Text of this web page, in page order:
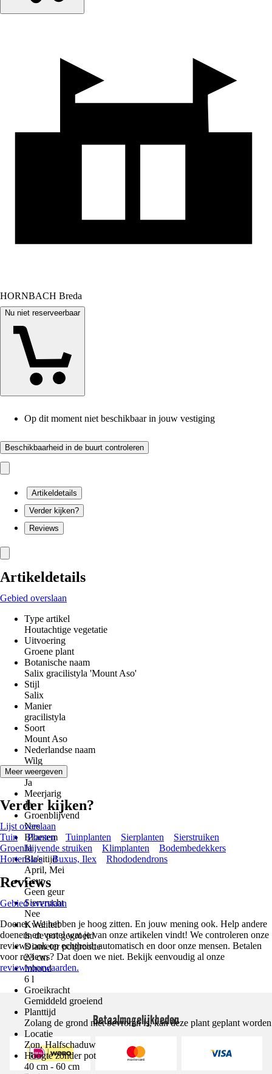
HORNBACH Breda
Nu niet reserveerbaar
Op dit moment niet beschikbaar in jouw vestiging
Beschikbaarheid in de buurt controleren
Artikeldetails
Verder kijken?
Reviews
Artikeldetails
Gebied overslaan
Type artikel
Houtachtige vegetatie
Uitvoering
Groene plant
Botanische naam
Salix gracilistyla 'Mount Aso'
Stijl
Salix
Manier
gracilistyla
Soort
Mount Aso
Nederlandse naam
Wilg
Winterhard
Ja
Meerjarig
Ja
Groenblijvend
Nee
Bloesem
Ja
Bloeitijd
April, Mei
Geur
Geen geur
Siervrucht
Nee
Kwaliteit
In de pot gegroeid
Diameter potgrootte
23 cm
Inhoud
6 l
Groeikracht
Gemiddeld groeiend
Planttijd
Zolang de grond niet bevroren is, kan deze plant geplant worden
Locatie
Zon, Halfschaduw
Hoogte zonder pot
40 cm - 60 cm
Meer weergeven
Verder kijken?
Lijst overslaan
Tuin
Planten Tuinplanten Sierplanten
Sierstruiken
Groenblijvende struiken
Klimplanten
Bodembedekkers
Hortensia's
Buxus, Ilex Rhododendrons
Reviews
Gebied overslaan
Doener. We hebben je hoog zitten. En jouw mening ook. Help andere
doeners en vertel wat je van onze artikelen vindt! We controleren onze
reviews ook op echtheid; automatisch en door onze mensen. Betalen
voor reviews? Dat doen we niet. Bekijk eenvoudig al onze
reviewvoorwaarden.
Betaalmogelijkheden